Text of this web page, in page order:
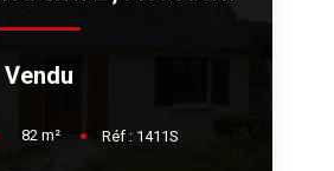
Vendu
82 m² Réf : 1411S